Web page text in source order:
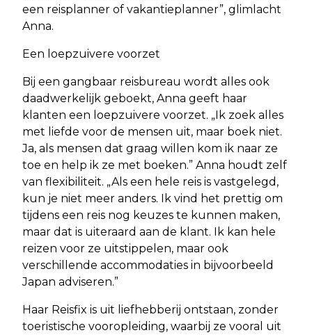
een reisplanner of vakantieplanner”, glimlacht
Anna.
Een loepzuivere voorzet
Bij een gangbaar reisbureau wordt alles ook
daadwerkelijk geboekt, Anna geeft haar
klanten een loepzuivere voorzet. „Ik zoek alles
met liefde voor de mensen uit, maar boek niet.
Ja, als mensen dat graag willen kom ik naar ze
toe en help ik ze met boeken.” Anna houdt zelf
van flexibiliteit. „Als een hele reis is vastgelegd,
kun je niet meer anders. Ik vind het prettig om
tijdens een reis nog keuzes te kunnen maken,
maar dat is uiteraard aan de klant. Ik kan hele
reizen voor ze uitstippelen, maar ook
verschillende accommodaties in bijvoorbeeld
Japan adviseren.”
Haar Reisfix is uit liefhebberij ontstaan, zonder
toeristische vooropleiding, waarbij ze vooral uit